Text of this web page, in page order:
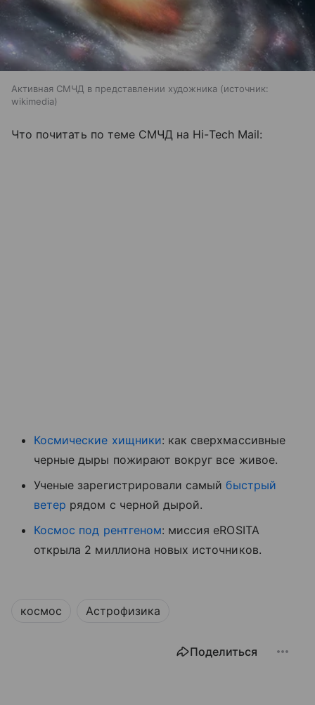
Активная СМЧД в представлении художника
источник:
wikimedia
Что почитать по теме СМЧД на Hi-Tech Mail:
Космические хищники: как сверхмассивные
черные дыры пожирают вокруг все живое.
Ученые зарегистрировали самыйбыстрый
ветер рядом с черной дырой.
Космос под рентгеном: миссия eROSITA
открыла 2 миллиона новых источников.
космос Астрофизика
Поделиться